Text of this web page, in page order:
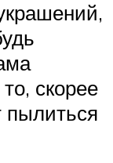
скорее
пылиться